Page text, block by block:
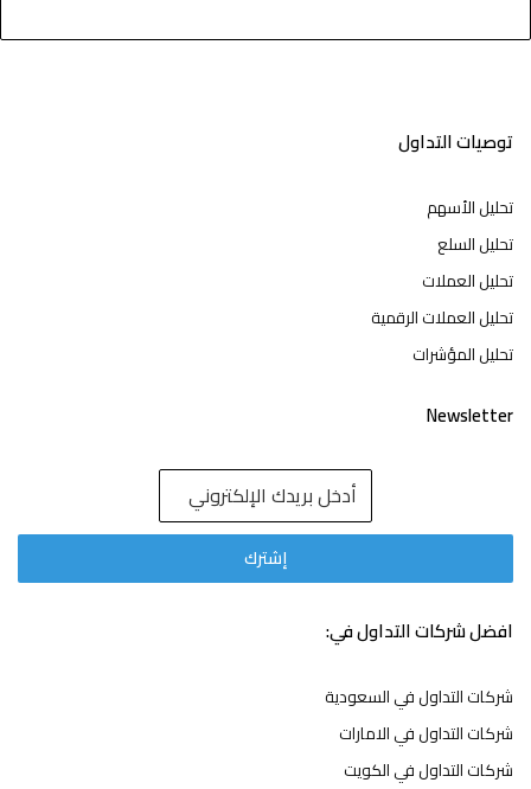
توصيات التداول
تحليل الأسهم
تحليل السلع
تحليل العملات
تحليل العملات الرقمية
تحليل المؤشرات
Newsletter
افضل شركات التداول في:
شركات التداول في السعودية
شركات التداول في الامارات
شركات التداول في الكويت